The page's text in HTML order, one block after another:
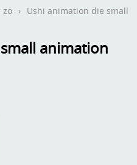
zo › Ushi animation die small
animation